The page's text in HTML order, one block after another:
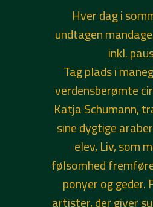
Hver dag i
undtagen
inkl.
Tag plads i
verdensberømte
Katja Schumann,
sine dygtige
elev, Liv, som
følsomhed
ponyer og geder.
artister, der giver